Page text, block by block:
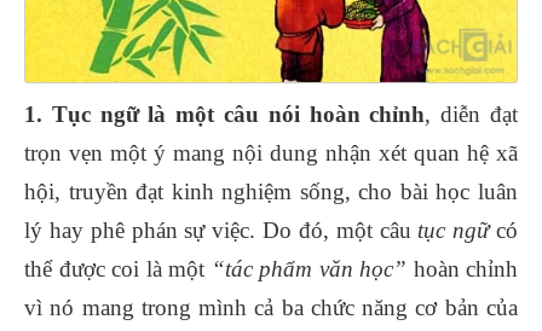
1. Tục ngữ là một câu nói hoàn chỉnh, diễn đạt
trọn vẹn một ý mang nội dung nhận xét quan hệ xã
hội, truyền đạt kinh nghiệm sống, cho bài học luân
lý hay phê phán sự việc. Do đó, một câu tục ngữcó
thể được coi là một “tác phẩm văn học” hoàn chỉnh
vì nó mang trong mình cả ba chức năng cơ bản của